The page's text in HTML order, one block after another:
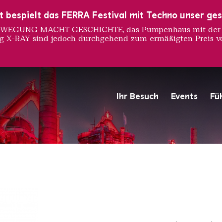
Ihr Besuch Events
Hochofengruppe in Rot
Copyright: Weltkulturerbe
bespielt das FERRA Festival mit Techno unser
MACHT GESCHICHTE, das Pumpenhaus mit
RAY sind jedoch durchgehend zum ermäßigten Preis